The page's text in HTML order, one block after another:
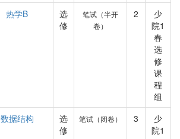
热学B
选
修
笔试（半开
卷）
2
少
院1
春
选
修
课
程
组
数据结构
选
修
笔试（闭卷） 3
少
院1